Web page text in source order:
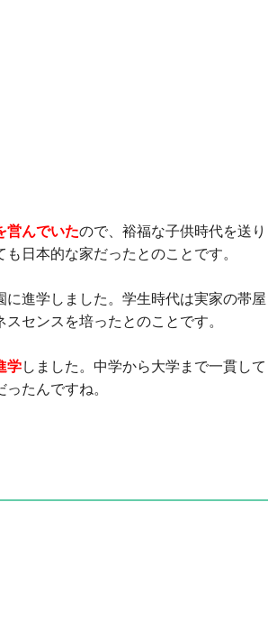
営んでいたので、裕福な子供時代を送り
日本的な家だったとのことです。
進学しました。学生時代は実家の帯屋
センスを培ったとのことです。
学しました。中学から大学まで一貫して
たんですね。